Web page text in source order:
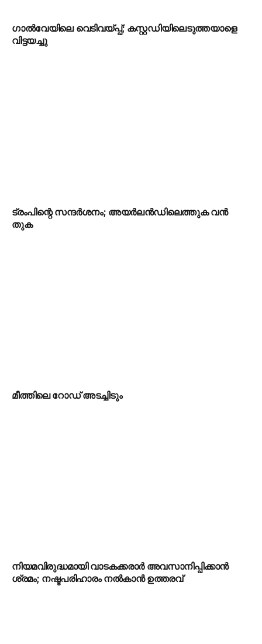
ഗാൽവേയിലെ വെടിവയ്പ്പ്; കസ്റ്റഡിയിലെടുത്തയാളെ
വിട്ടയച്ചു
ട്രംപിന്റെ സന്ദർശനം; അയർലൻഡിലെത്തുക വൻ
തുക
മീത്തിലെ റോഡ് അടച്ചിടും
നിയമവിരുദ്ധമായി വാടകക്കരാർ അവസാനിപ്പിക്കാൻ
ശ്രമം; നഷ്ടപരിഹാരം നൽകാൻ ഉത്തരവ്